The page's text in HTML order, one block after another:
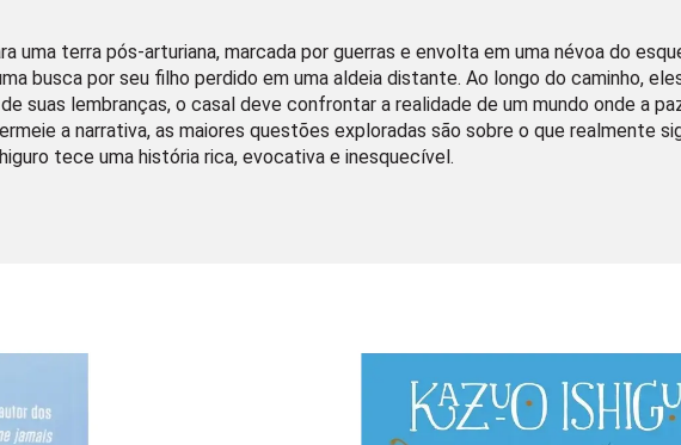
uma terra pós-arturiana, marcada por guerras e envolta em uma névoa do
busca por seu filho perdido em uma aldeia distante. Ao longo do caminho,
suas lembranças, o casal deve confrontar a realidade de um mundo onde a
a narrativa, as maiores questões exploradas são sobre o que realmente
tece uma história rica, evocativa e inesquecível.